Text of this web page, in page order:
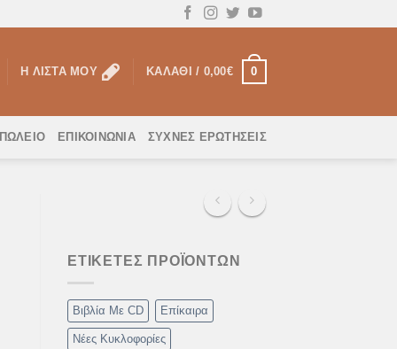
Η ΛΊΣΤΑ ΜΟΥ ΚΑΛΆΘΙ / 0,00€ 0
ΕΠΙΚΟΙΝΩΝΊΑ ΣΥΧΝΈΣ ΕΡΩΤΉΣΕΙΣ
ΕΤΙΚΈΤΕΣ ΠΡΟΪΌΝΤΩΝ
Βιβλία Με CD Επίκαιρα
Νέες Κυκλοφορίες